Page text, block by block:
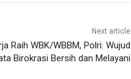
Next article
Raih WBK/WBBM, Polri: Wujud
Birokrasi Bersih dan Melayani